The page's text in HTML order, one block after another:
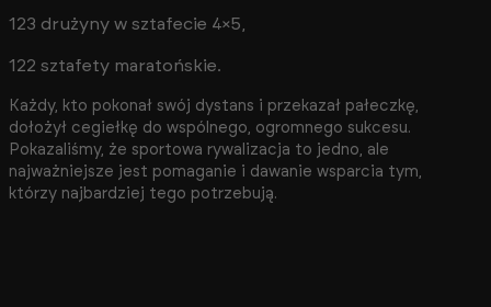
123 drużyny w sztafecie 4×5,
122 sztafety maratońskie.
Każdy, kto pokonał swój dystans i przekazał pałeczkę,
dołożył cegiełkę do wspólnego, ogromnego sukcesu.
Pokazaliśmy, że sportowa rywalizacja to jedno, ale
najważniejsze jest pomaganie i dawanie wsparcia tym,
którzy najbardziej tego potrzebują.